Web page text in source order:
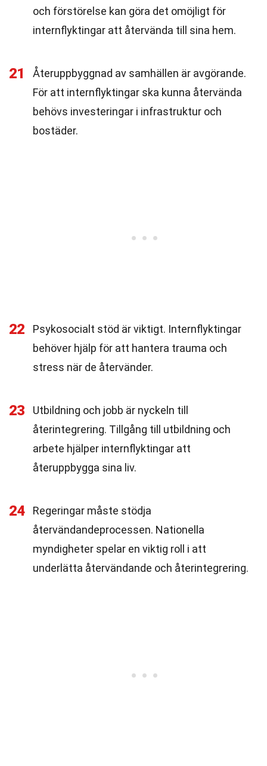
och förstörelse kan göra det omöjligt för
internflyktingar att återvända till sina hem.
21
Återuppbyggnad av samhällen är avgörande.
För att internflyktingar ska kunna återvända
behövs investeringar i infrastruktur och
bostäder.
22
Psykosocialt stöd är viktigt. Internflyktingar
behöver hjälp för att hantera trauma och
stress när de återvänder.
23
Utbildning och jobb är nyckeln till
återintegrering. Tillgång till utbildning och
arbete hjälper internflyktingar att
återuppbygga sina liv.
24
Regeringar måste stödja
återvändandeprocessen. Nationella
myndigheter spelar en viktig roll i att
underlätta återvändande och återintegrering.